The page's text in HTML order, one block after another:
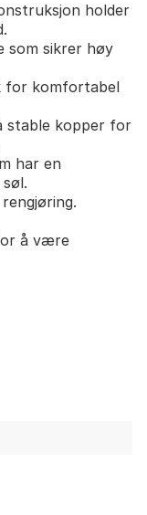
holder
som sikrer høy
for komfortabel
stable kopper for
har en
å være